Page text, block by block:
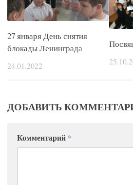
27 января День снятия
блокады Ленинграда
24.01.2022
ДОБАВИТЬ
Комментарий *